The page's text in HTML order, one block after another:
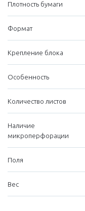
Плотность бумаги
Формат
Крепление блока
Особенность
Количество листов
Наличие
микроперфорации
Поля
Вес